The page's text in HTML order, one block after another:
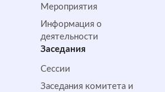
Мероприятия
Информация о
деятельности
Заседания
Сессии
Заседания комитета и